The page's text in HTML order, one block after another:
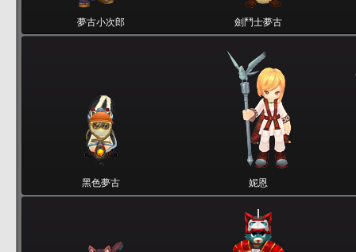
夢古小次郎 劍鬥士夢古
黑色夢古 妮恩